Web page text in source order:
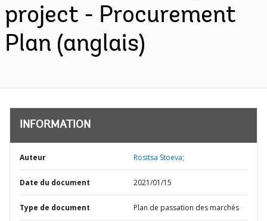
project - Procurement
Plan (anglais)
INFORMATION
Auteur Rositsa Stoeva;
Date du document 2021/01/15
Type de document Plan de passation des marchés